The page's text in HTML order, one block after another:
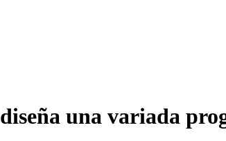
una variada